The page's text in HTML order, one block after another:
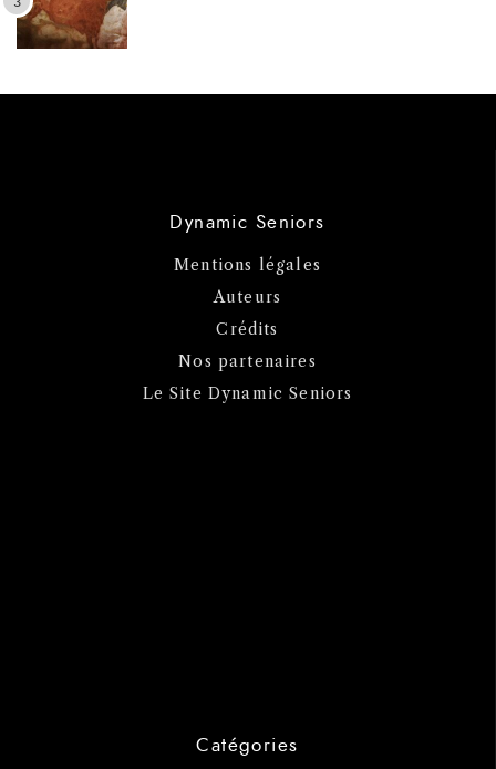
Dynamic Seniors
Mentions légales
Auteurs
Crédits
Nos partenaires
Le Site Dynamic Seniors
Catégories